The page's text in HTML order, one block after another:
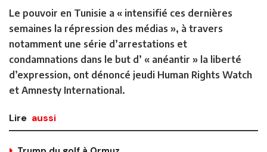
Le pouvoir en Tunisie a « intensifié ces dernières
semaines la répression des médias », à travers
notamment une série d’arrestations et
condamnations dans le but d’ « anéantir » la liberté
d’expression, ont dénoncé jeudi Human Rights Watch
et Amnesty International.
Lire aussi